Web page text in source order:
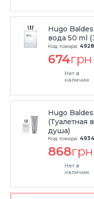
Hugo
вода 50 ml
Код товара:
674грн
Нет в
наличии
Hugo
(Туалетная
душа)
Код товара:
868грн
Нет в
наличии